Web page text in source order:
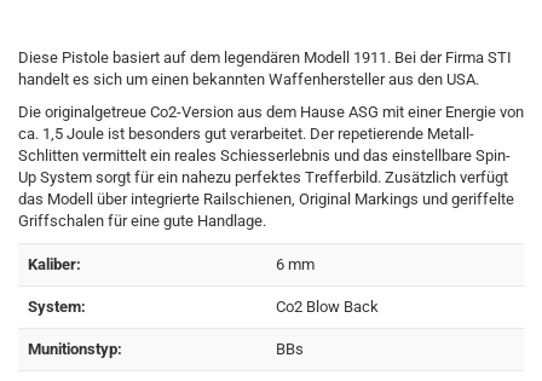
Diese Pistole basiert auf dem legendären Modell 1911. Bei der Firma STI
handelt es sich um einen bekannten Waffenhersteller aus den USA.
Die originalgetreue Co2-Version aus dem Hause ASG mit einer Energie von
ca. 1,5 Joule ist besonders gut verarbeitet. Der repetierende Metall-
Schlitten vermittelt ein reales Schiesserlebnis und das einstellbare Spin-
Up System sorgt für ein nahezu perfektes Trefferbild. Zusätzlich verfügt
das Modell über integrierte Railschienen, Original Markings und geriffelte
Griffschalen für eine gute Handlage.
Kaliber: 6 mm
System: Co2 Blow Back
Munitionstyp: BBs